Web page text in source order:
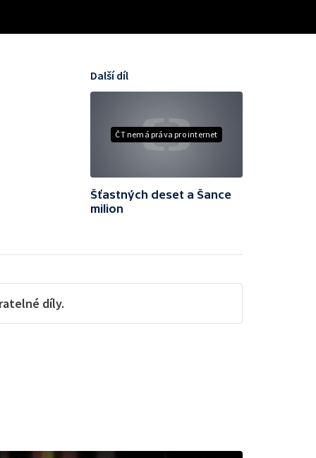
ČT nemá práva pro internet
Další díl
Šťastných deset a Šance
milion
díly.